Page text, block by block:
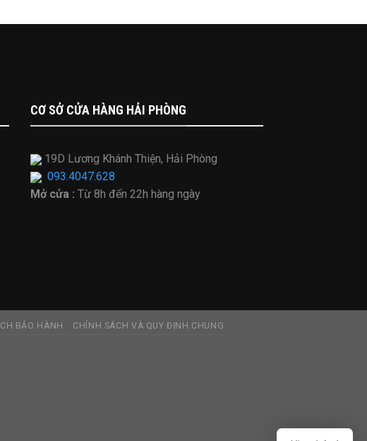
CƠ SỞ CỬA HÀNG HẢI PHÒNG
19D Lương Khánh Thiện, Hải Phòng
093.4047.628
Mở cửa : Từ 8h đến 22h hàng ngày
BẢO HÀNH CHÍNH SÁCH VÀ QUY ĐỊNH CHUNG